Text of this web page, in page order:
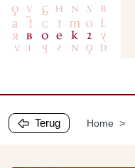
Terug Home